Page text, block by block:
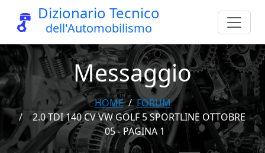
Dizionario Tecnico
dell'Automobilismo
Messaggio
HOME
FORUM
2.0 TDI 140 CV VW GOLF 5 SPORTLINE OTTOBRE
05 - PAGINA 1